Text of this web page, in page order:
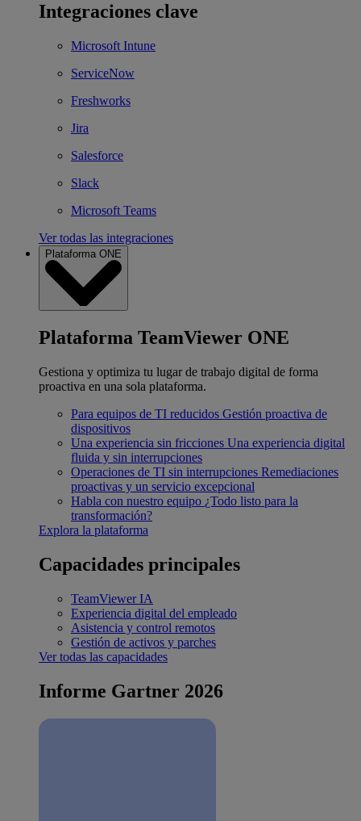
Integraciones clave
Microsoft Intune
ServiceNow
Freshworks
Jira
Salesforce
Slack
Microsoft Teams
Ver todas las integraciones
Plataforma ONE
Plataforma TeamViewer ONE
Gestiona y optimiza tu lugar de trabajo digital de forma
proactiva en una sola plataforma.
Para equipos de TI reducidos Gestión proactiva de
dispositivos
Una experiencia sin fricciones Una experiencia digital
fluida y sin interrupciones
Operaciones de TI sin interrupciones Remediaciones
proactivas y un servicio excepcional
Habla con nuestro equipo ¿Todo listo para la
transformación?
Explora la plataforma
Capacidades principales
TeamViewer IA
Experiencia digital del empleado
Asistencia y control remotos
Gestión de activos y parches
Ver todas las capacidades
Informe Gartner 2026